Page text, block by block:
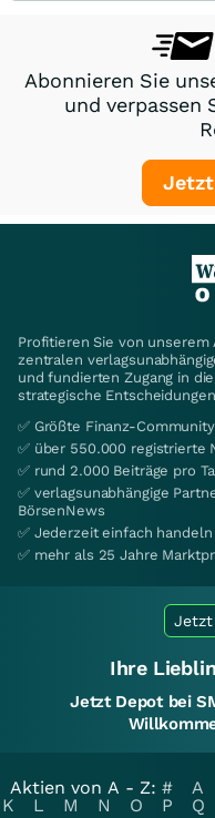
Abonnieren Sie
und verpassen
Jetzt
Profitieren Sie von
zentralen
und fundierten Zugang in
strategische
✅ Größte Finanz-
✅ über 550.000 registrierte
✅ rund 2.000 Beiträge pro
✅ verlagsunabhängige
BörsenNews
✅ Jederzeit einfach
✅ mehr als 25 Jahre
Jetzt
Ihre
Jetzt Depot bei
Aktien von A - Z: # A
K
L M N O P Q